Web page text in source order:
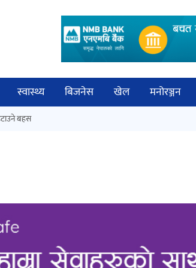
स्वास्थ्य बिजनेस खेल मनोरञ्जन
औपचारिक सेवा
बहस